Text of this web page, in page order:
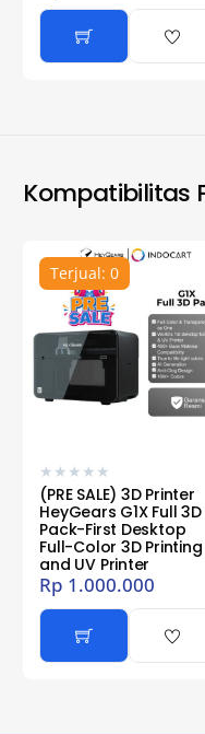
Kompatibilitas
Terjual: 0
★ ★ ★ ★ ★
(PRE SALE) 3D Printer
HeyGears G1X Full 3D
Pack-First Desktop
Full-Color 3D Printing
and UV Printer
Rp 1.000.000